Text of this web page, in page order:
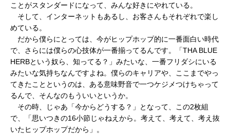
ことがスタンダードになって、みんな好きにやれている。
そして、インターネットもあるし、お客さんもそれぞれで楽し
めている。
だから僕らにとっては、今がヒップホップ的に一番面白い時代
で、さらには僕らの心技体が一番揃ってるんです。「THA BLUE
HERBという奴ら、知ってる？」みたいな、一番フリダシにいる
みたいな気持ちなんですよね。僕らのキャリアや、ここまでやっ
てきたことというのは、ある意味野音で一つケジメつけちゃって
るんで、そんなのもういいというか。
その時、じゃあ「今からどうする？」となって、この2枚組
で、「思いつきの16小節じゃねえから。考えて、考えて、考え抜
いたヒップホップだから」。